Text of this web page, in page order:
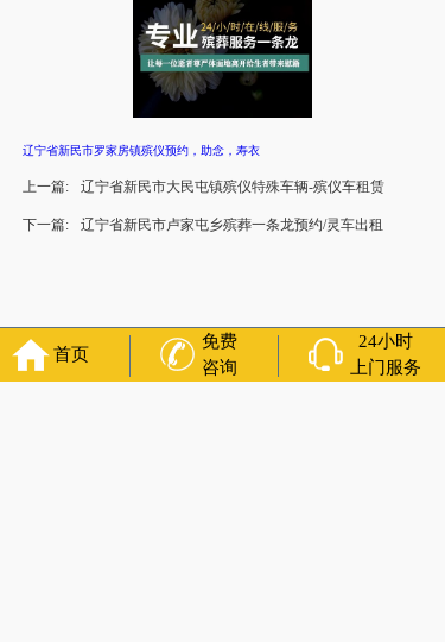
辽宁省新民市罗家房镇殡仪预约，助念，寿衣
上一篇: 辽宁省新民市大民屯镇殡仪特殊车辆-殡仪车租赁
下一篇: 辽宁省新民市卢家屯乡殡葬一条龙预约/灵车出租
首页
免费
咨询
24小时
上门服务